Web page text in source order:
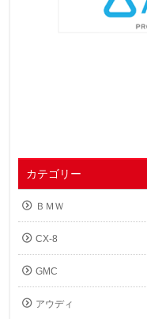
カテゴリー
ＢＭＷ
CX-8
GMC
アウディ